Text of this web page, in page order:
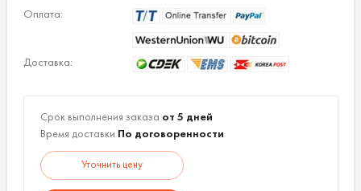
поддерживать постоянную температуру;
Удобная конструкция для очистки чаши от
Размеры (ШхДхВ): 450х600х995 мм.
Емкость бака: 22 л.
Оплата:
Доставка:
Срок выполнения заказа от 5 дней
Время доставки По договоренности
Уточнить цену